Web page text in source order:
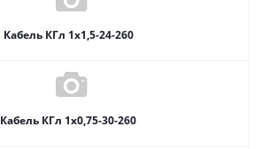
Кабель КГл 1х1,5-24-260
Кабель КГл 1х0,75-30-260